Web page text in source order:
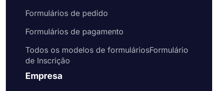
Formulários de pedido
Formulários de pagamento
Todos os modelos de formuláriosFormulário
de Inscrição
Empresa